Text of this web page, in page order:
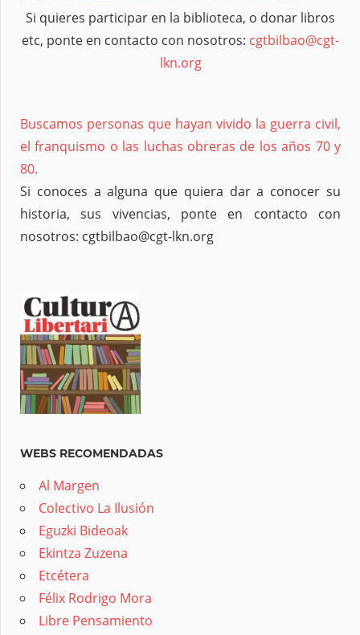
Si quieres participar en la biblioteca, o donar libros
etc, ponte en contacto con nosotros: cgtbilbao@cgt-
lkn.org
Buscamos personas que hayan vivido la guerra civil,
el franquismo o las luchas obreras de los años 70 y
80.
Si conoces a alguna que quiera dar a conocer su
historia, sus vivencias, ponte en contacto con
nosotros: cgtbilbao@cgt-lkn.org
WEBS RECOMENDADAS
Al Margen
Colectivo La Ilusión
Eguzki Bideoak
Ekintza Zuzena
Etcétera
Félix Rodrigo Mora
Libre Pensamiento